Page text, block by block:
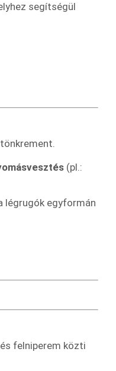
segítségül
(pl.:
légrugók egyformán
felniperem közti